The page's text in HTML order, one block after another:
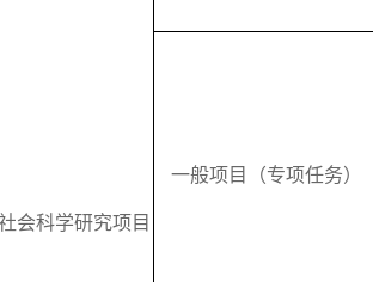
会科学研究项目
一般项目（专项任务）